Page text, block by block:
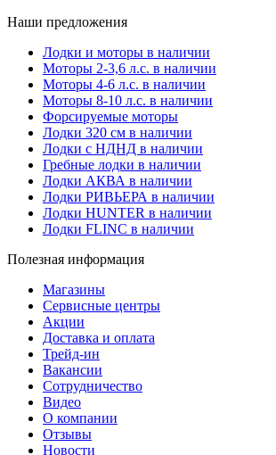
Наши предложения
Лодки и моторы в наличии
Моторы 2-3,6 л.с. в наличии
Моторы 4-6 л.с. в наличии
Моторы 8-10 л.с. в наличии
Форсируемые моторы
Лодки 320 см в наличии
Лодки с НДНД в наличии
Гребные лодки в наличии
Лодки АКВА в наличии
Лодки РИВЬЕРА в наличии
Лодки HUNTER в наличии
Лодки FLINC в наличии
Полезная информация
Магазины
Сервисные центры
Акции
Доставка и оплата
Трейд-ин
Вакансии
Сотрудничество
Видео
О компании
Отзывы
Новости